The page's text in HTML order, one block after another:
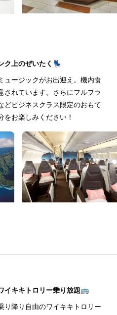
ク上のぜいたく💺
ュージックがお出迎え。機内食
されています。さらにフルフラ
どビジネスクラス限定のおもて
をお楽しみください！
イキキトロリー乗り放題🚌
り降り自由のワイキキトロリー